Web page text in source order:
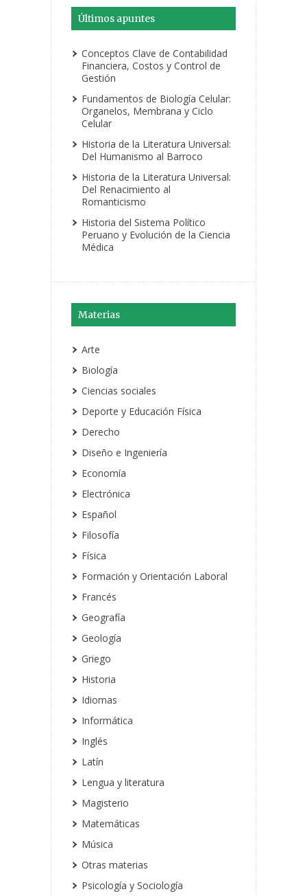
Últimos apuntes
Conceptos Clave de Contabilidad
Financiera, Costos y Control de
Gestión
Fundamentos de Biología Celular:
Organelos, Membrana y Ciclo
Celular
Historia de la Literatura Universal:
Del Humanismo al Barroco
Historia de la Literatura Universal:
Del Renacimiento al
Romanticismo
Historia del Sistema Político
Peruano y Evolución de la Ciencia
Médica
Materias
Arte
Biología
Ciencias sociales
Deporte y Educación Física
Derecho
Diseño e Ingeniería
Economía
Electrónica
Español
Filosofía
Física
Formación y Orientación Laboral
Francés
Geografía
Geología
Griego
Historia
Idiomas
Informática
Inglés
Latín
Lengua y literatura
Magisterio
Matemáticas
Música
Otras materias
Psicología y Sociología